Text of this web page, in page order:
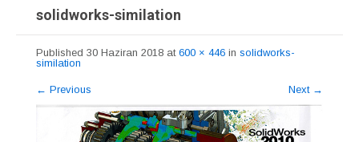
solidworks-similation
Published 30 Haziran 2018 at 600 × 446 in solidworks-
similation
← Previous Next →